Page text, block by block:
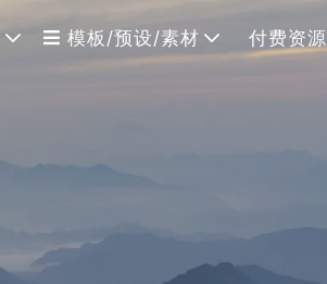
模板/预设/素材 付费资源